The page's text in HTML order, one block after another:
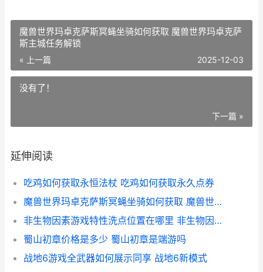
魔兽世界玛卓克萨斯冥蝇坐骑如何获取 魔兽世界玛卓克萨
斯主城任务解锁
« 上一篇 2025-12-03
没有了！
下一篇 »
延伸阅读
吃鸡如何获取永恒法杖 吃鸡如何获取永久点券
魔兽世界玛卓克萨斯冥蝇坐骑如何获取 魔兽世界玛卓克萨斯主城任务解锁
非生物因素游戏特性洗点位置在哪里 非生物因素游戏多少个G
蜀山初章价格是多少 蜀山初章是端游吗
战地6游戏全武器如何展示同享 战地6新模式